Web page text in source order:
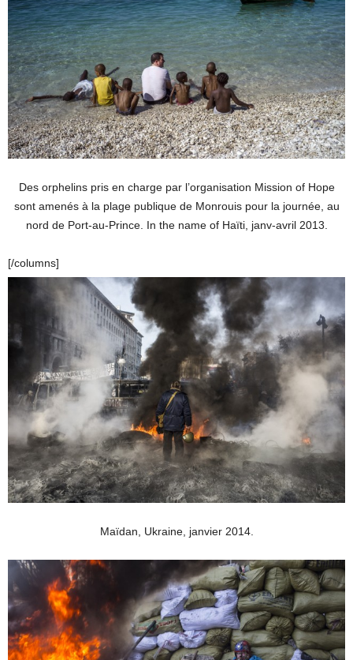
Des orphelins pris en charge par l’organisation Mission of Hope
sont amenés à la plage publique de Monrouis pour la journée, au
nord de Port-au-Prince. In the name of Haïti, janv-avril 2013.
[/columns]
Maïdan, Ukraine, janvier 2014.